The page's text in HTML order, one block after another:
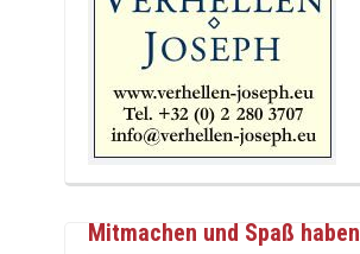
Mitmachen und Spaß haben